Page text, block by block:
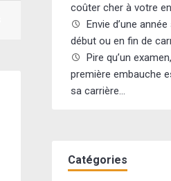
coûter cher à votre
Envie d’une
début ou en fin de
Pire qu’un
première embauche
sa carrière…
Catégories